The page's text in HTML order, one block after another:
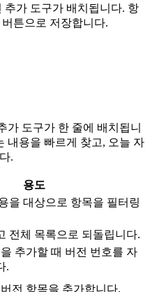
추가 도구가 배치됩니다. 항
버튼으로 저장합니다.
가 도구가 한 줄에 배치됩니
내용을 빠르게 찾고, 오늘 자
.
용도
을 대상으로 항목을 필터링
전체 목록으로 되돌립니다.
추가할 때 버전 번호를 자
.
전 항목을 추가합니다.